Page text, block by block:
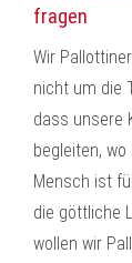
fragen
Wir
nicht um die
dass unsere
begleiten,
Mensch ist
die göttliche
wollen wir